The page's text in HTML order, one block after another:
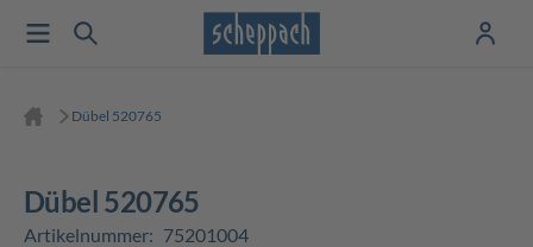
Dübel 520765
Dübel 520765
Artikelnummer: 75201004